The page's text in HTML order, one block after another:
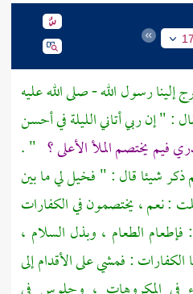
إلينا رسول الله - صلى الله عليه
" إن ربي أتاني الليلة في أحسن
فيم يختصم الملأ الأعلى ؟ " .
شيئا قال : " فخيل لي ما بين
: نعم ، يختصمون في الكفارات
الطعام ، وبذل السلام ،
الكفارات : فمشي على الأقدام إلى